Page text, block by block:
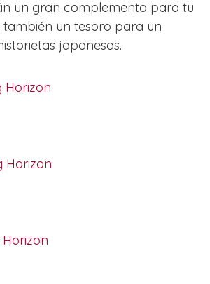
un gran complemento para tu
un tesoro para un
japonesas.
Horizon
Horizon